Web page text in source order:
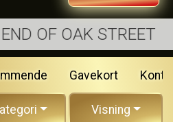
OF OAK STREET
Gavekort
Visning